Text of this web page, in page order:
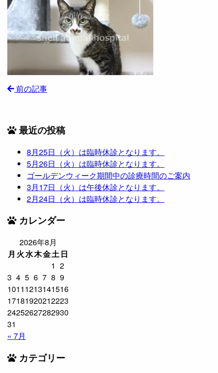
前の記事
最近の投稿
8月25日（火）は臨時休診となります。
5月26日（火）は臨時休診となります。
ゴールデンウィーク期間中の診療時間のご案内
3月17日（火）は午後休診となります。
2月24日（火）は臨時休診となります。
カレンダー
2026年8月
月 火水木金土日
1 2
3 4 5 6 7 8 9
10111213141516
17181920212223
24252627282930
31
« 7月
カテゴリー